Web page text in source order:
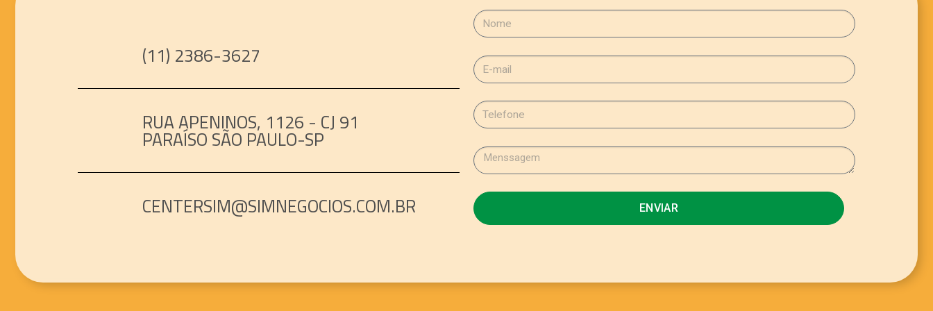
(11) 2386-3627
RUA APENINOS, 1126 - CJ 91
PARAÍSO SÃO PAULO-SP
CENTERSIM@SIMNEGOCIOS.COM.BR ENVIAR